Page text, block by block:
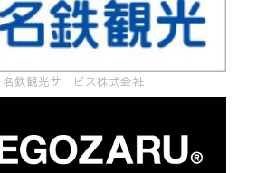
名鉄観光サービス株式会社